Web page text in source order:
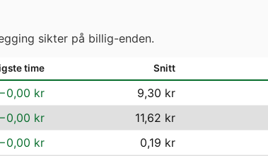
sikter på billig-enden.
time Snitt
−0,00 kr 9,30 kr
−0,00 kr 11,62 kr
−0,00 kr 0,19 kr